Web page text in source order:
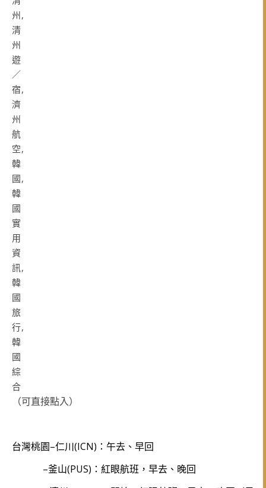
（可直接點入）
台灣桃園–仁川(ICN)：午去、早回
–釜山(PUS)：紅眼航班，早去、晚回